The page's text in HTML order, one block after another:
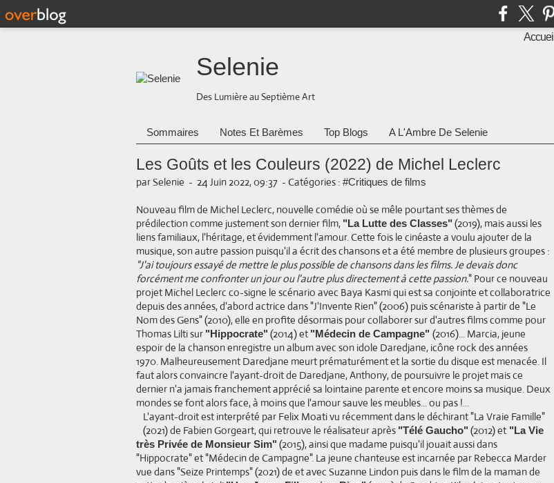
Accueil
Selenie
Des Lumière au Septième Art
Sommaires Notes Et Barèmes Top Blogs A L'Ambre De Selenie
Les Goûts et les Couleurs (2022) de Michel Leclerc
par Selenie - 24 Juin 2022, 09:37 - Catégories : #Critiques de films
Nouveau film de Michel Leclerc, nouvelle comédie où se mêle pourtant ses thèmes de
prédilection comme justement son dernier film, "La Lutte des Classes" (2019), mais aussi les
liens familiaux, l'héritage, et évidemment l'amour. Cette fois le cinéaste a voulu ajouter de la
musique, son autre passion puisqu'il a écrit des chansons et a été membre de plusieurs groupes :
"J'ai toujours essayé de mettre le plus possible de chansons dans les films. Je devais donc
forcément me confronter un jour ou l'autre plus directement à cette passion." Pour ce nouveau
projet Michel Leclerc co-signe le scénario avec Baya Kasmi qui est sa conjointe et collaboratrice
depuis des années, d'abord actrice dans "J'Invente Rien" (2006) puis scénariste à partir de "Le
Nom des Gens" (2010), elle en profite désormais pour collaborer sur d'autres films comme pour
Thomas Lilti sur "Hippocrate" (2014) et "Médecin de Campagne" (2016)... Marcia, jeune
espoir de la chanson enregistre un album avec son idole Daredjane, icône rock des années
1970. Malheureusement Daredjane meurt prématurément et la sortie du disque est menacée. Il
faut alors convaincre l'ayant-droit de Daredjane, Anthony, de poursuivre le projet mais ce
dernier n'a jamais franchement apprécié sa lointaine parente et encore moins sa musique. Deux
mondes se font alors face, à moins que l'amour sauve les meubles... ou pas !...
L'ayant-droit est interprété par Felix Moati vu récemment dans le déchirant "La Vraie Famille"
(2021) de Fabien Gorgeart, qui retrouve le réalisateur après "Télé Gaucho" (2012) et "La Vie
très Privée de Monsieur Sim" (2015), ainsi que madame puisqu'il jouait aussi dans
"Hippocrate" et "Médecin de Campagne". La jeune chanteuse est incarnée par Rebecca Marder
vue dans "Seize Printemps" (2021) de et avec Suzanne Lindon puis dans le film de la maman de